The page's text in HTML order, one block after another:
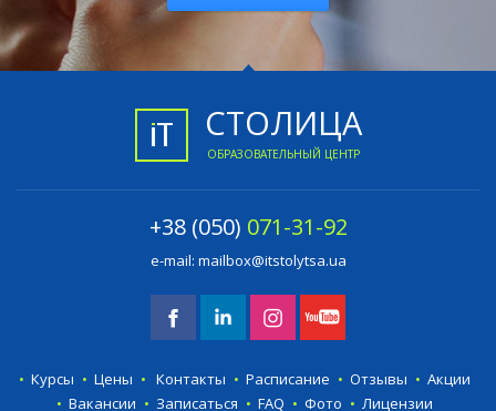
СТОЛИЦА
ОБРАЗОВАТЕЛЬНЫЙ ЦЕНТР
+38 (050) 071-31-92
e-mail: mailbox@itstolytsa.ua
Курсы Цены Контакты Расписание Отзывы
Акции
Вакансии
Записаться FAQ Фото
Лицензии